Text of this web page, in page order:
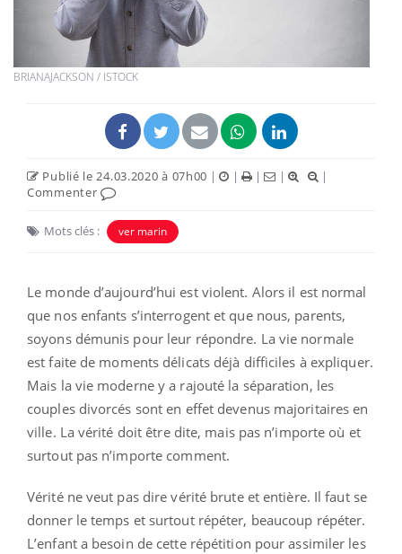
BRIANAJACKSON / ISTOCK
Publié le 24.03.2020 à 07h00 | | | |
|
Commenter
Mots clés : ver marin
Le monde d’aujourd’hui est violent. Alors il est normal
que nos enfants s’interrogent et que nous, parents,
soyons démunis pour leur répondre. La vie normale
est faite de moments délicats déjà difficiles à expliquer.
Mais la vie moderne y a rajouté la séparation, les
couples divorcés sont en effet devenus majoritaires en
ville. La vérité doit être dite, mais pas n’importe où et
surtout pas n’importe comment.
Vérité ne veut pas dire vérité brute et entière. Il faut se
donner le temps et surtout répéter, beaucoup répéter.
L’enfant a besoin de cette répétition pour assimiler les